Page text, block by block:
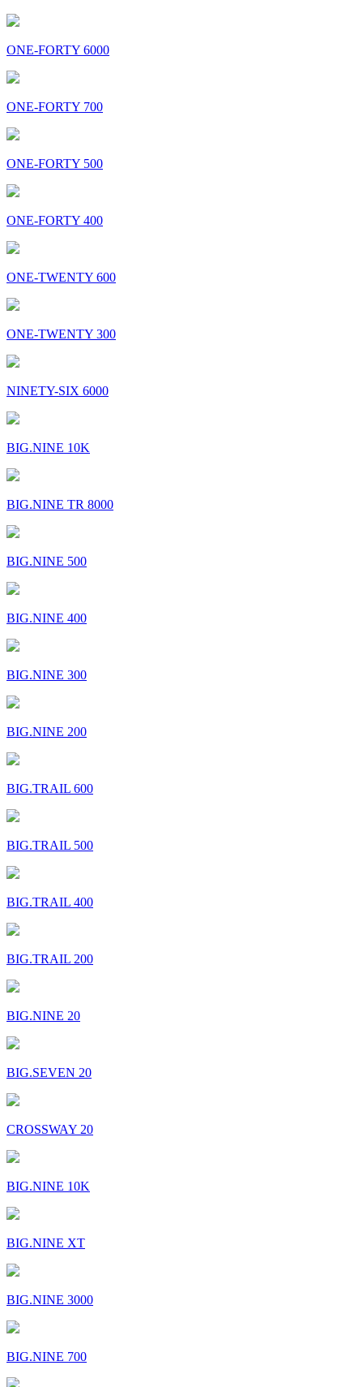
ONE-FORTY 6000
ONE-FORTY 700
ONE-FORTY 500
ONE-FORTY 400
ONE-TWENTY 600
ONE-TWENTY 300
NINETY-SIX 6000
BIG.NINE 10K
BIG.NINE TR 8000
BIG.NINE 500
BIG.NINE 400
BIG.NINE 300
BIG.NINE 200
BIG.TRAIL 600
BIG.TRAIL 500
BIG.TRAIL 400
BIG.TRAIL 200
BIG.NINE 20
BIG.SEVEN 20
CROSSWAY 20
BIG.NINE 10K
BIG.NINE XT
BIG.NINE 3000
BIG.NINE 700